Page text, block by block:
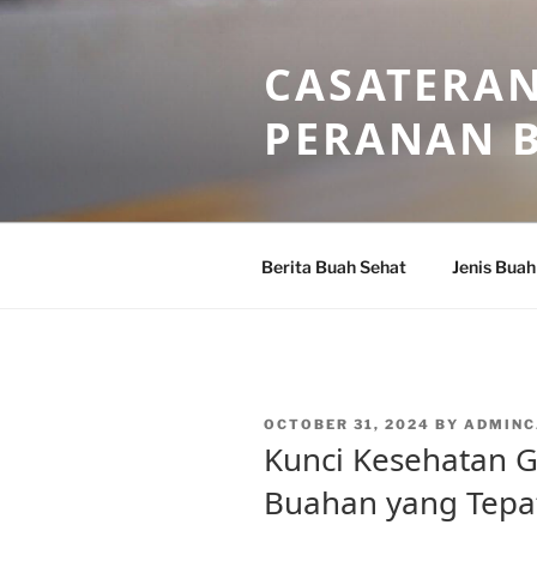
Skip
PERANAN
Berita Buah Sehat Jenis
POSTED
OCTOBER 31, 2024 BY
Kunci Kesehatan
Buahan yang